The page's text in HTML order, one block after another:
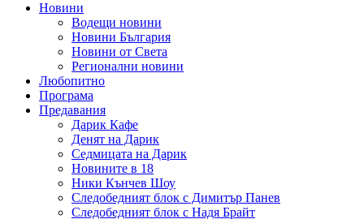
Новини
Водещи новини
Новини България
Новини от Света
Регионални новини
Любопитно
Програма
Предавания
Дарик Кафе
Денят на Дарик
Седмицата на Дарик
Новините в 18
Ники Кънчев Шоу
Следобедният блок с Димитър Панев
Следобедният блок с Надя Брайт